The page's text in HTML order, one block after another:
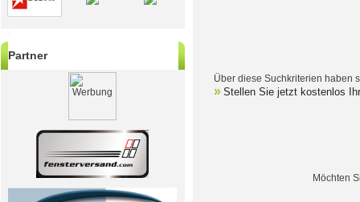
Partner
Über diese Suchkriterien haben
» Stellen Sie jetzt kostenlos
Möchten